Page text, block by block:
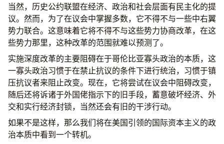
当然，历史公约联盟在经济、政治和社会层面有民主化的提
议。然而，为了在议会中掌握多数，它不得不与一些中右翼
势力联合。这意味着它将不得不与这些势力协商改革，在这
些势力那里，这种改革的范围就难以预测了。
实施深度改革的主要阻碍在于哥伦比亚寡头政治的本质，这
一寡头政治习惯于在禁止抗议的条件下进行统治，习惯于镇
压抗议者来阻止改变。现在，它将尝试在议会中阻碍改变，
随后还将诉诸于外国佬指示下的旧手段，蓄意破坏经济、外
交和实行经济封锁，当然还会有旧的干涉行动。
如果不是这样，那么我们将在美国引领的国际资本主义的政
治本质中看到一个转机。